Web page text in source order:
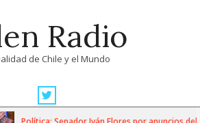
Radio
de Chile y el Mundo